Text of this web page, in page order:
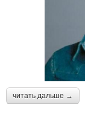
читать дальше →